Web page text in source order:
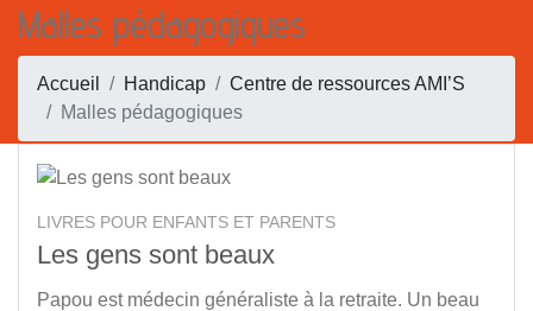
Malles pédagogiques
Accueil Handicap
Centre de ressources AMI’S
Malles pédagogiques
LIVRES POUR ENFANTS ET PARENTS
Les gens sont beaux
Papou est médecin généraliste à la retraite. Un beau